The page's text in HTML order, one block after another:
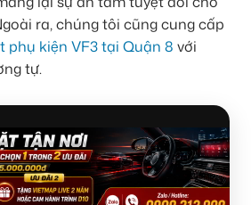
ra, chúng tôi cũng cung cấp
phụ kiện VF3 tại Quận 8 với
tự.